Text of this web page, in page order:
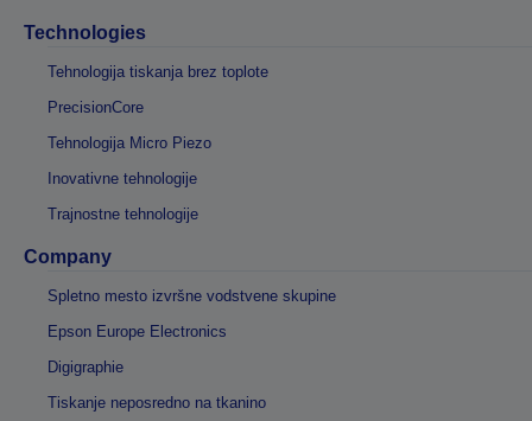
Technologies
Tehnologija tiskanja brez toplote
PrecisionCore
Tehnologija Micro Piezo
Inovativne tehnologije
Trajnostne tehnologije
Company
Spletno mesto izvršne vodstvene skupine
Epson Europe Electronics
Digigraphie
Tiskanje neposredno na tkanino